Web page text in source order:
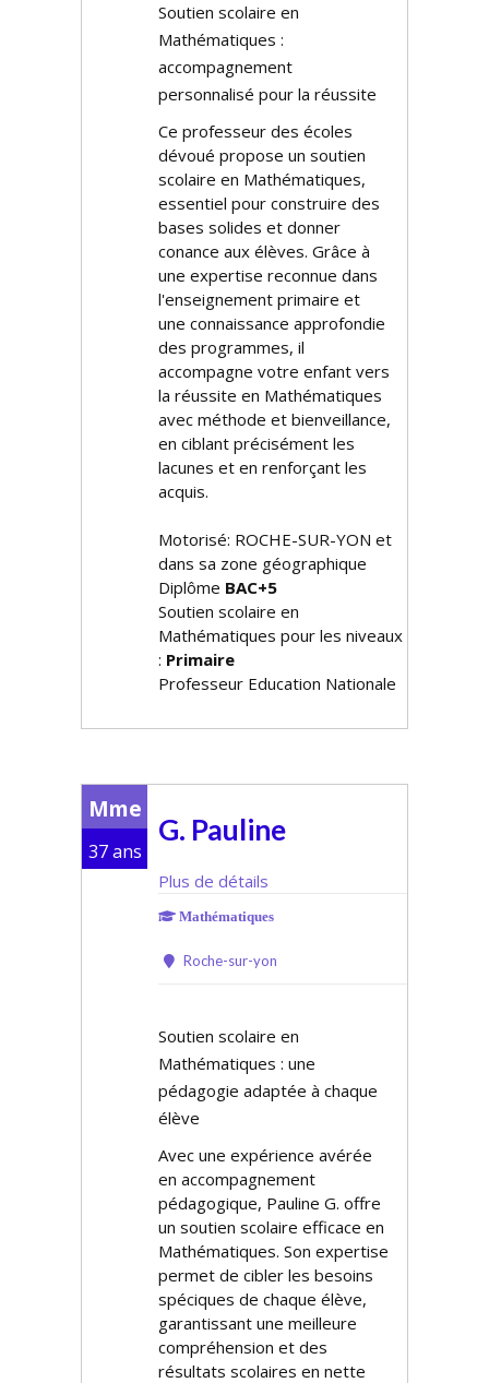
Soutien scolaire en
Mathématiques :
accompagnement
personnalisé pour la réussite
Ce professeur des écoles
dévoué propose un soutien
scolaire en Mathématiques,
essentiel pour construire des
bases solides et donner
confiance aux élèves. Grâce à
une expertise reconnue dans
l'enseignement primaire et
une connaissance approfondie
des programmes, il
accompagne votre enfant vers
la réussite en Mathématiques
avec méthode et bienveillance,
en ciblant précisément les
lacunes et en renforçant les
acquis.
Motorisé: ROCHE-SUR-YON et
dans sa zone géographique
Diplôme BAC+5
Soutien scolaire en
Mathématiques pour les niveaux
: Primaire
Professeur Education Nationale
Mme
37 ans
G. Pauline
Plus de détails
Mathématiques
Roche-sur-yon
Soutien scolaire en
Mathématiques : une
pédagogie adaptée à chaque
élève
Avec une expérience avérée
en accompagnement
pédagogique, Pauline G. offre
un soutien scolaire efficace en
Mathématiques. Son expertise
permet de cibler les besoins
spécifiques de chaque élève,
garantissant une meilleure
compréhension et des
résultats scolaires en nette